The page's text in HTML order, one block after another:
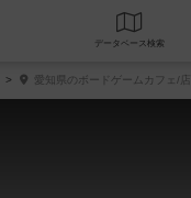
データベース
愛知県のボードゲームカフェ/店